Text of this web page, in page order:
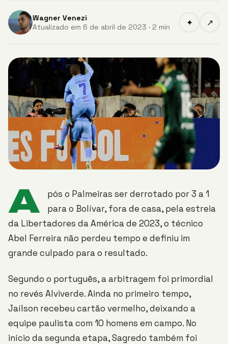
Wagner Venezi
Atualizado em 6 de abril de 2023 · 2 min
✦ ↗
A
pós o Palmeiras ser derrotado por 3 a 1
para o Bolívar, fora de casa, pela estreia
da Libertadores da América de 2023, o técnico
Abel Ferreira não perdeu tempo e definiu im
grande culpado para o resultado.
Segundo o português, a arbitragem foi primordial
no revés Alviverde. Ainda no primeiro tempo,
Jaílson recebeu cartão vermelho, deixando a
equipe paulista com 10 homens em campo. No
início da segunda etapa, Sagredo também foi